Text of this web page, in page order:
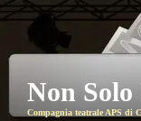
Non
Compagnia teatrale APS di